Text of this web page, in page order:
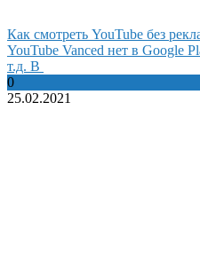
Как смотреть YouTube без
YouTube Vanced нет в Google
т.д. В
0
25.02.2021